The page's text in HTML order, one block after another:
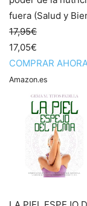
fuera (Salud y
17,95€
17,05€
COMPRAR
Amazon.es